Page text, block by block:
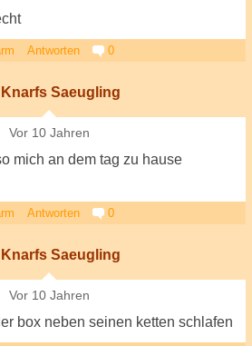
Antworten 0
Knarfs Saeugling
Vor 10 Jahren
mich an dem tag zu hause
Antworten 0
Knarfs Saeugling
Vor 10 Jahren
box neben seinen ketten schlafen